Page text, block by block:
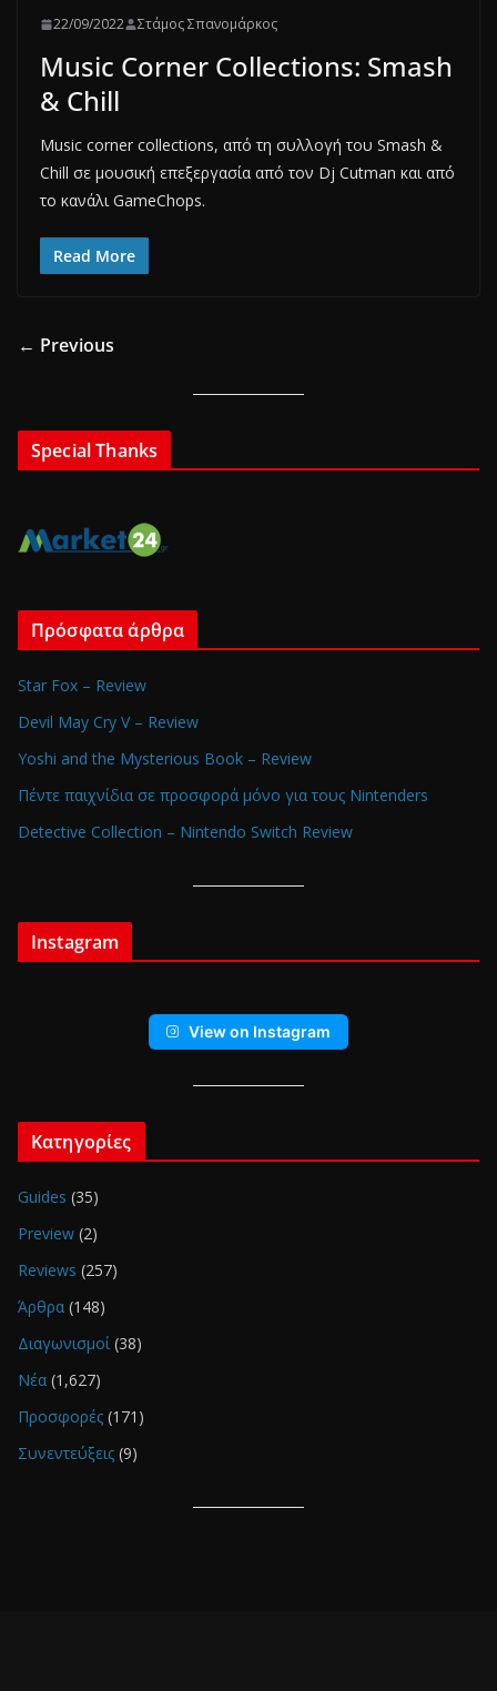
22/09/2022 Στάμος Σπανομάρκος
Music Corner Collections: Smash
& Chill
Music corner collections, από τη συλλογή του Smash &
Chill σε μουσική επεξεργασία από τον Dj Cutman και από
το κανάλι GameChops.
Read More
← Previous
Special Thanks
Πρόσφατα άρθρα
Star Fox – Review
Devil May Cry V – Review
Yoshi and the Mysterious Book – Review
Πέντε παιχνίδια σε προσφορά μόνο για τους Nintenders
Detective Collection – Nintendo Switch Review
Instagram
View on Instagram
Κατηγορίες
Guides (35)
Preview (2)
Reviews (257)
Άρθρα (148)
Διαγωνισμοί(38)
Νέα (1,627)
Προσφορές (171)
Συνεντεύξεις (9)